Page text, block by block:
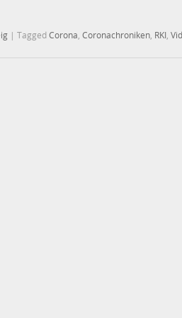
| TaggedCorona Coronachroniken RKI